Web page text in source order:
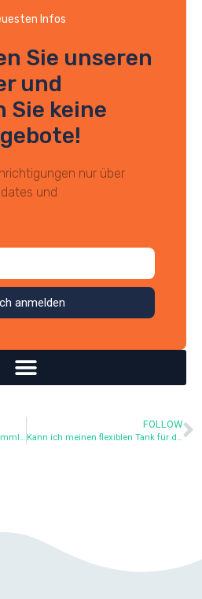
Infos
Sie unseren
und
Sie keine
nur über
und
anmelden
Warum in einen Regenwassersammler investieren?
FOLLOW
Kann ich meinen flexiblen Tank für die Versorgung der Toilettenspülung anschließen? was ist mit meiner Waschmaschine?